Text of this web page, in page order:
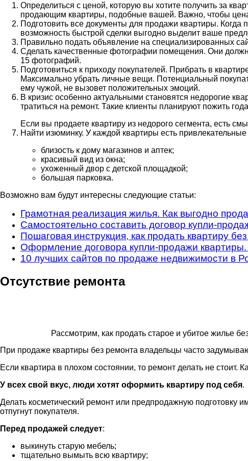
Определиться с ценой, которую вы хотите получить за
продающим квартиры, подобные вашей. Важно, чтобы
Подготовить все документы для продажи квартиры. Когда
возможность быстрой сделки выгодно выделит ваше
Правильно подать объявление на специализированных
Сделать качественные фотографии помещения. Они
15 фотографий.
Подготовиться к приходу покупателей. Прибрать в
Максимально убрать личные вещи. Потенциальный
ему чужой, не вызовет положительных эмоций.
В кризис особенно актуальными становятся недорогие
тратиться на ремонт. Такие клиенты планируют пожить
Если вы продаете квартиру из недорого сегмента, есть
Найти изюминку. У каждой квартиры есть
близость к дому магазинов и аптек;
красивый вид из окна;
ухоженный двор с детской площадкой;
большая парковка.
Возможно вам будут интересны следующие статьи:
Грамотная реализация жилья. Как выгодно
Самостоятельно составить договор купли-
Пошаговая инструкция, как продать квартиру
Оформление договора купли-продажи
10 лучших сайтов по продаже недвижимости в
Отсутствие ремонта
Рассмотрим, как продать старое и убитое жилье
При продаже квартиры без ремонта владельцы часто
Если квартира в плохом состоянии, то ремонт делать не
У всех свой вкус, люди хотят оформить квартиру под себя.
Делать косметический ремонт или предпродажную подготовку
отпугнут покупателя.
Перед продажей следует:
выкинуть старую мебель;
тщательно вымыть всю квартиру;